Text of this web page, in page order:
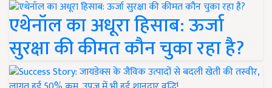
एथेनॉल का अधूरा हिसाब: ऊर्जा
सुरक्षा की कीमत कौन चुका रहा है?